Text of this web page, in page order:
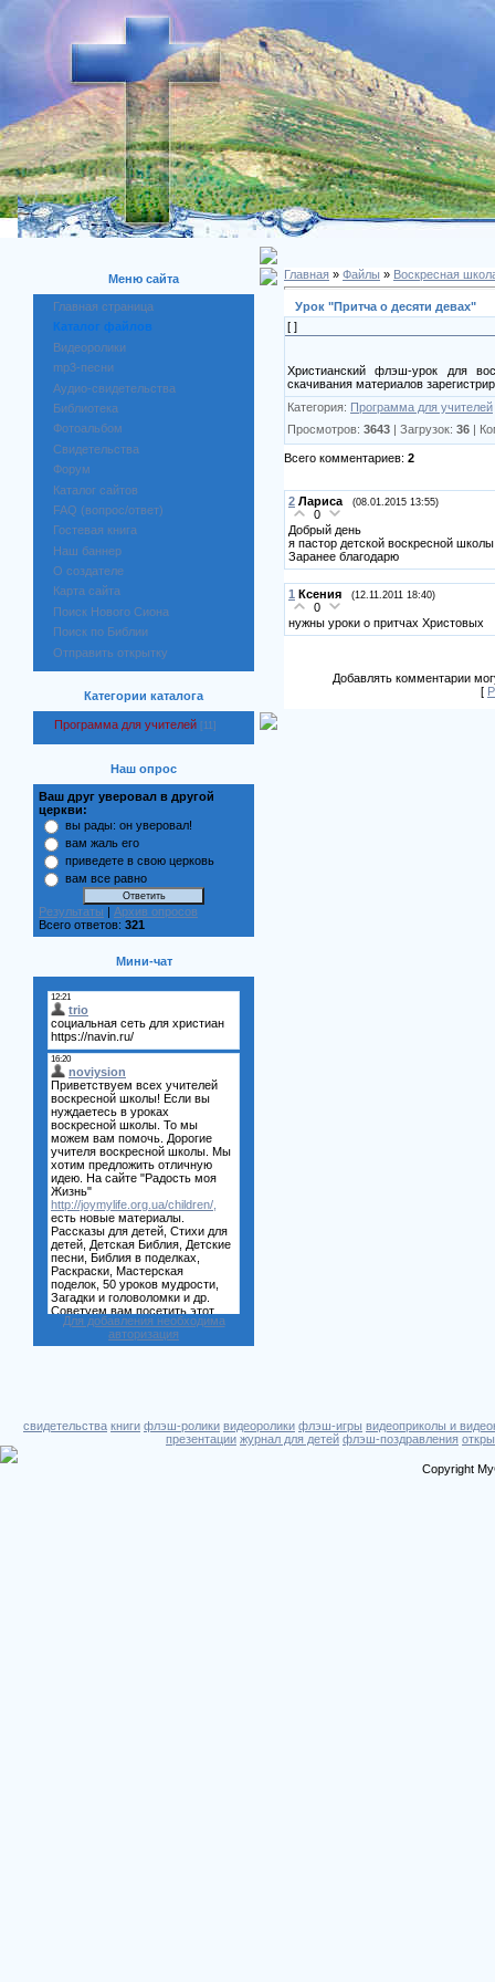
Меню сайта
Главная страница
Каталог файлов
Видеоролики
mp3-песни
Аудио-свидетельства
Библиотека
Фотоальбом
Свидетельства
Форум
Каталог сайтов
FAQ (вопрос/ответ)
Гостевая книга
Наш баннер
О создателе
Карта сайта
Поиск Нового Сиона
Поиск по Библии
Отправить открытку
Категории каталога
Программа для учителей [11]
Наш опрос
Ваш друг уверовал в другой
церкви:
вы рады: он уверовал!
вам жаль его
приведете в свою церковь
вам все равно
Результаты | Архив опросов
Всего ответов: 321
Мини-чат
Для добавления необходима
авторизация
Главная » Файлы » Воскресная
Урок "Притча о десяти девах"
[ ]
Христианский флэш-урок для
скачивания материалов
Категория: Программа для учителей
Просмотров: 3643 | Загрузок: 36 |
Всего комментариев: 2
2 Лариса (08.01.2015 13:55)
0
Добрый день
я пастор детской воскресной
Заранее благодарю
1 Ксения (12.11.2011 18:40)
0
нужны уроки о притчах Христовых
Добавлять комментарии
[
свидетельства книги флэш-ролики видеоролики флэш-игры видеоприколы и
презентации журнал для детей флэш-поздравления
Copyright